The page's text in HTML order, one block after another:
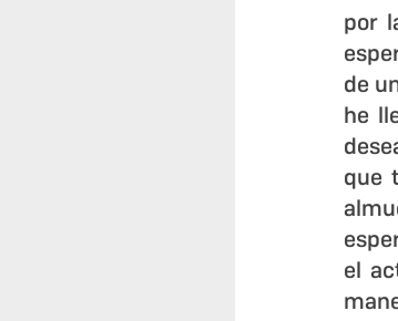
por
de
he
que
el